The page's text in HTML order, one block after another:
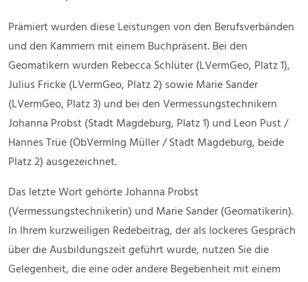
Prämiert wurden diese Leistungen von den Berufsverbänden
und den Kammern mit einem Buchpräsent. Bei den
Geomatikern wurden Rebecca Schlüter (LVermGeo, Platz 1),
Julius Fricke (LVermGeo, Platz 2) sowie Marie Sander
(LVermGeo, Platz 3) und bei den Vermessungstechnikern
Johanna Probst (Stadt Magdeburg, Platz 1) und Leon Pust /
Hannes Trüe (ÖbVermIng Müller / Stadt Magdeburg, beide
Platz 2) ausgezeichnet.
Das letzte Wort gehörte Johanna Probst
(Vermessungstechnikerin) und Marie Sander (Geomatikerin).
In Ihrem kurzweiligen Redebeitrag, der als lockeres Gespräch
über die Ausbildungszeit geführt wurde, nutzen Sie die
Gelegenheit, die eine oder andere Begebenheit mit einem